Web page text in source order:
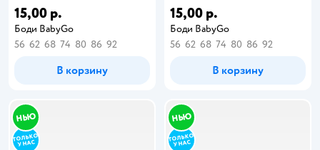
15,00 р.
Боди BabyGo
56 62 68 74 80 86 92
В корзину
15,00 р.
Боди BabyGo
56 62 68 74 80 86 92
В корзину